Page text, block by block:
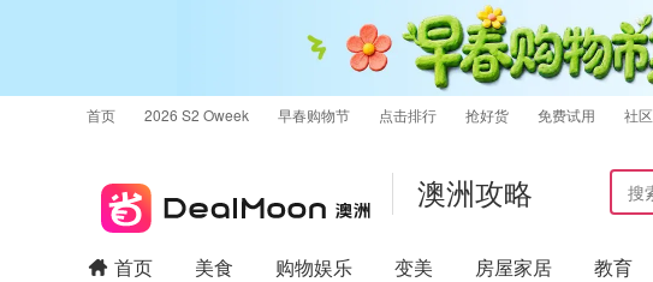
首页 2026 S2 Oweek 早春购物节 点击排行 抢好货 免费试用 社区
澳洲攻略
首页 美食 购物娱乐 变美 房屋家居 教育